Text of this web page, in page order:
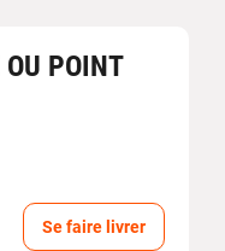
POINT
Se faire livrer